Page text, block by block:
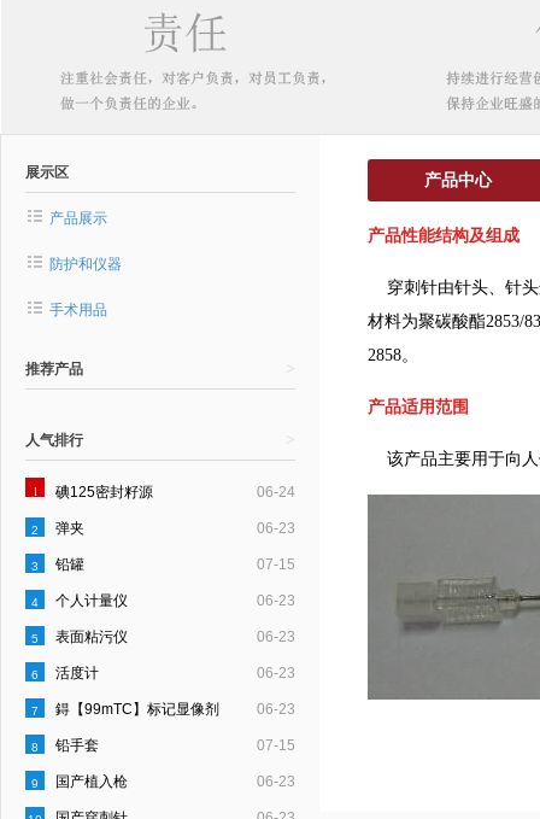
展示区
产品展示
防护和仪器
手术用品
>
推荐产品
>
人气排行
06-24
1 碘125密封籽源
06-23
2 弹夹
07-15
3 铅罐
06-23
4 个人计量仪
06-23
5 表面粘污仪
06-23
6 活度计
06-23
7 鍀【99mTC】标记显像剂
07-15
8 铅手套
06-23
9 国产植入枪
产品中心
产品性能结构及组成
穿刺针由针头、针头
材料为聚碳酸酯2853/
2858。
产品适用范围
该产品主要用于向人